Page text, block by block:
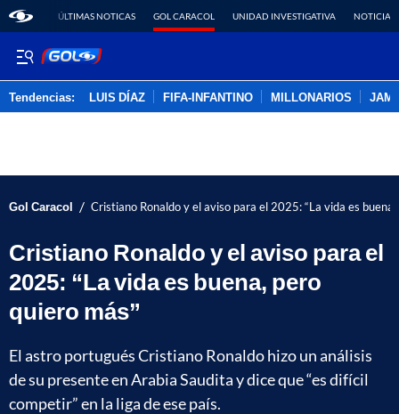
ÚLTIMAS NOTICAS GOL CARACOL UNIDAD INVESTIGATIVA NOTICIAS
Tendencias: LUIS DÍAZ FIFA-INFANTINO MILLONARIOS
Gol Caracol / Cristiano Ronaldo y el aviso para el 2025: “La vida es
Cristiano Ronaldo y el aviso para el
2025: “La vida es buena, pero
quiero más”
El astro portugués Cristiano Ronaldo hizo un análisis
de su presente en Arabia Saudita y dice que “es difícil
competir” en la liga de ese país.